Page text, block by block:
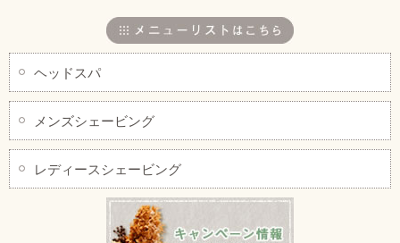
ヘッドスパ
メンズシェービング
レディースシェービング